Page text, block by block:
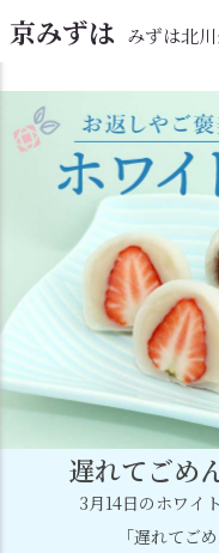
京みずは みずは北
遅れてごめ
3月14日のホワイ
「遅れてご